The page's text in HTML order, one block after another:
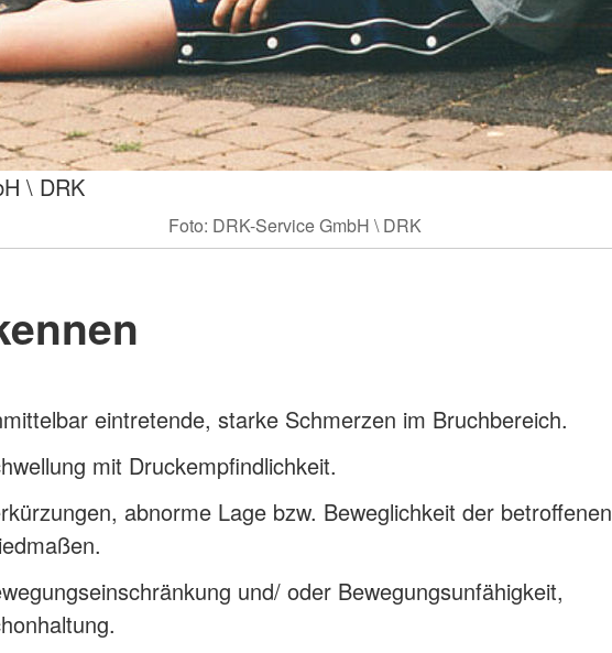
\ DRK
Foto: DRK-Service GmbH \ DRK
eintretende, starke Schmerzen im Bruchbereich.
mit Druckempfindlichkeit.
abnorme Lage bzw. Beweglichkeit der betroffenen
und/ oder Bewegungsunfähigkeit,